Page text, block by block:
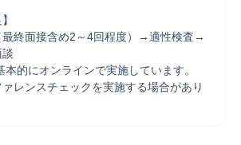
終面接含め2～4回程度）→適性検査→
的にオンラインで実施しています。
レンスチェックを実施する場合があり